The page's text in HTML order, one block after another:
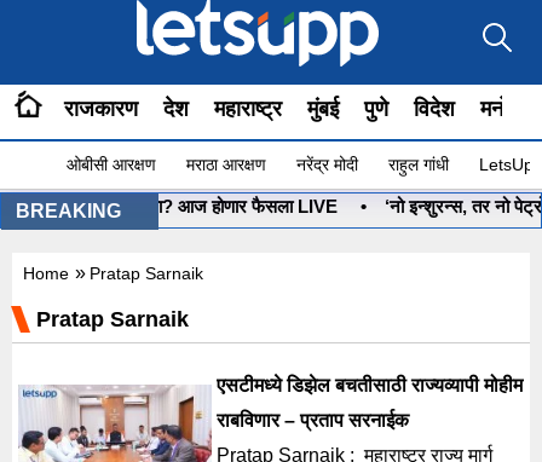
राजकारण देश महाराष्ट्र मुंबई पुणे विदेश
ओबीसी आरक्षण मराठा आरक्षण नरेंद्र मोदी राहुल गांधी
BREAKING
धनुष्यबाण कोणाचा? आज होणार फैसला LIVE • ‘नो इन्शुरन्स, तर नो पेट्रोल’
Home » Pratap Sarnaik
Pratap Sarnaik
एसटीमध्ये डिझेल बचतीसाठी राज्यव्यापी मोहीम
राबविणार – प्रताप सरनाईक
Pratap Sarnaik : महाराष्ट्र राज्य मार्ग